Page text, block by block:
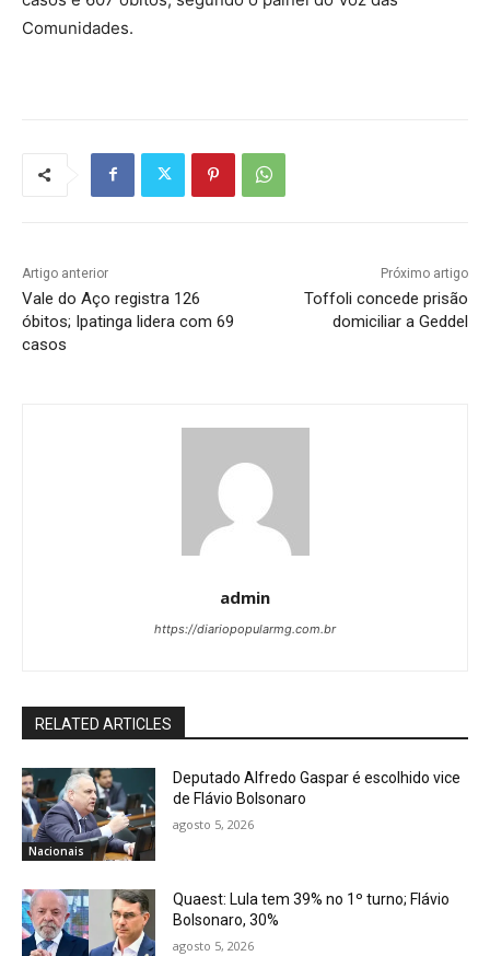
Comunidades.
Artigo anterior
Vale do Aço registra 126
óbitos; Ipatinga lidera com 69
casos
Próximo artigo
Toffoli concede prisão
domiciliar a Geddel
admin
https://diariopopularmg.com.br
RELATED ARTICLES
Nacionais
Deputado Alfredo Gaspar é escolhido vice
de Flávio Bolsonaro
agosto 5, 2026
Quaest: Lula tem 39% no 1º turno; Flávio
Bolsonaro, 30%
agosto 5, 2026